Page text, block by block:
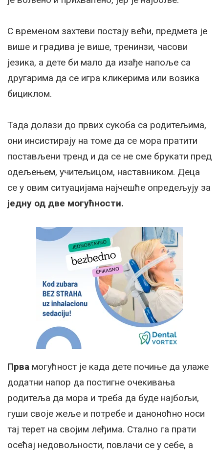
С временом захтеви постају већи, предмета је
више и градива је више, тренинзи, часови
језика, а дете би мало да изађе напоље са
другарима да се игра кликерима или возика
бициклом.
Тада долази до првих сукоба са родитељима,
они инсистирају на томе да се мора пратити
постављени тренд и да се не сме брукати пред
одељењем, учитељицом, наставником. Деца
се у овим ситуацијама најчешће опредељују за
једну од две могућности.
Прва могућност је када дете почиње да улаже
додатни напор да постигне очекивања
родитеља да мора и треба да буде најбољи,
гуши своје жеље и потребе и даноноћно носи
тај терет на својим леђима. Стално га прати
осећај недовољности, повлачи се у себе, а